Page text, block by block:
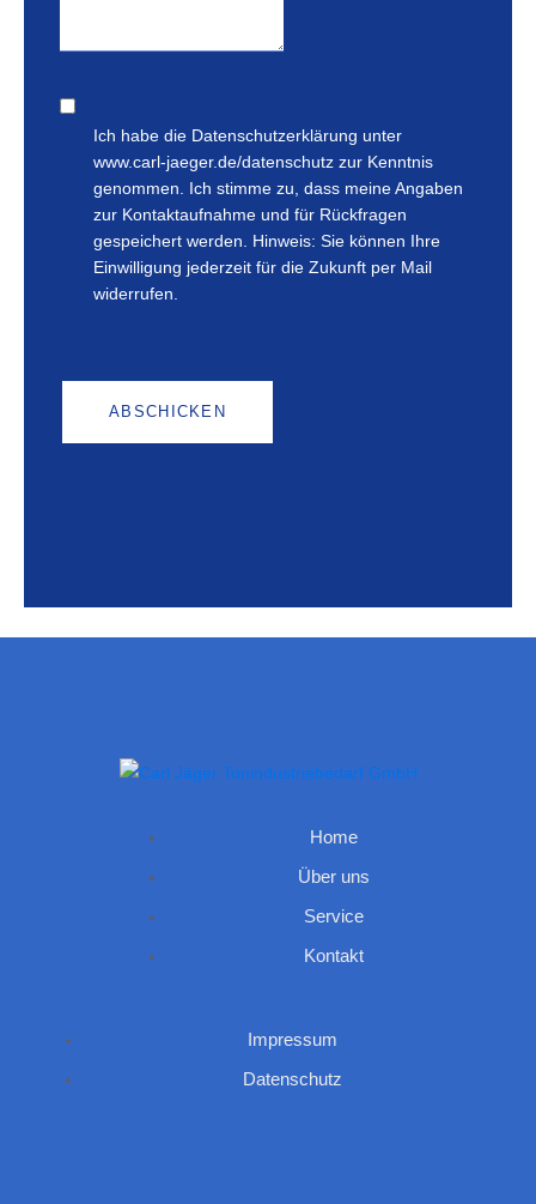
Ich habe die Datenschutzerklärung unter
www.carl-jaeger.de/datenschutz zur Kenntnis
genommen. Ich stimme zu, dass meine Angaben
zur Kontaktaufnahme und für Rückfragen
gespeichert werden. Hinweis: Sie können Ihre
Einwilligung jederzeit für die Zukunft per Mail
widerrufen.
ABSCHICKEN
Home
Über uns
Service
Kontakt
Impressum
Datenschutz